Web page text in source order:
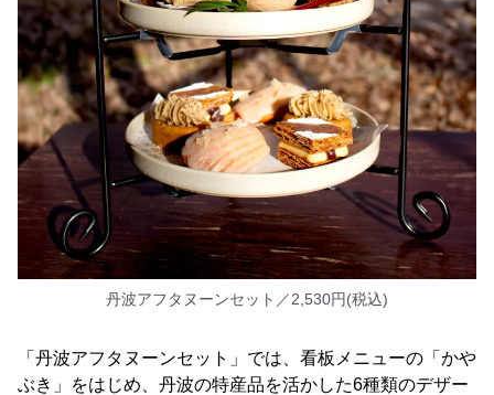
丹波アフタヌーンセット／2,530円(税込)
「丹波アフタヌーンセット」では、看板メニューの「かや
ぶき」をはじめ、丹波の特産品を活かした6種類のデザー